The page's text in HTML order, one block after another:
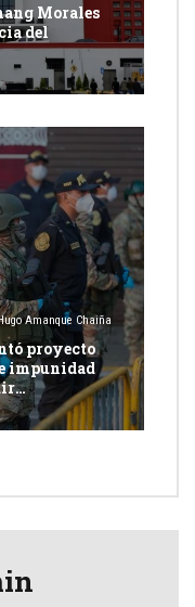
Morales
del
Amanque Chaiña
proyecto
impunidad